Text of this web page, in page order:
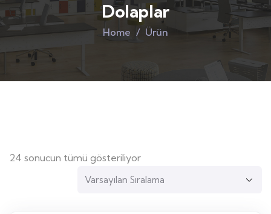
Dolaplar
Home Ürün
24 sonucun tümü gösteriliyor